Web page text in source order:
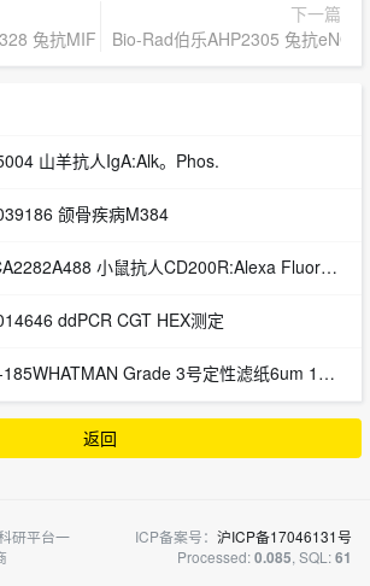
兔抗MIF
下一篇
Bio-Rad伯乐AHP2305 兔抗eNOS
山羊抗人IgA:Alk。Phos.
颌骨疾病M384
小鼠抗人CD200R:Alexa Fluor®488
ddPCR CGT HEX测定
Grade 3号定性滤纸6um 1003-090 1003-110
返回
研平台一
ICP备案号： 沪ICP备17046131号
Processed:0.085, SQL:61